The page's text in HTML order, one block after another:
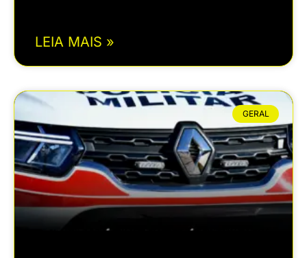
LEIA MAIS »
GERAL